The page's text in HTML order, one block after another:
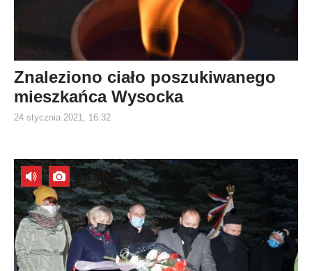
Znaleziono ciało poszukiwanego
mieszkańca Wysocka
24 stycznia 2021, 16:32